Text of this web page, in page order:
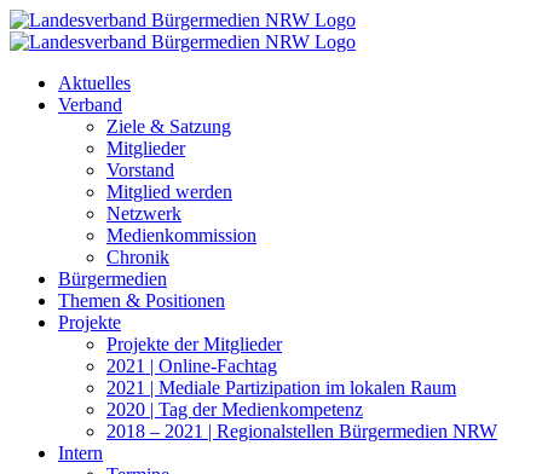
Zum
Inhalt
Aktuelles
Verband
Ziele & Satzung
Mitglieder
Vorstand
Mitglied werden
Netzwerk
Medienkommission
Chronik
Bürgermedien
Themen & Positionen
Projekte
Projekte der Mitglieder
2021 | Online-Fachtag
2021 | Mediale Partizipation im lokalen Raum
2020 | Tag der Medienkompetenz
2018 – 2021 | Regionalstellen Bürgermedien NRW
Intern